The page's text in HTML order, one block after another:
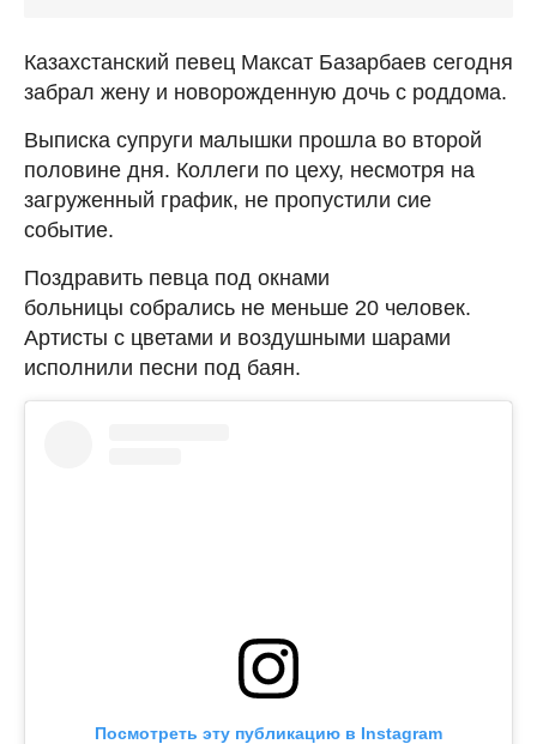
Казахстанский певец Максат Базарбаев сегодня
забрал жену и новорожденную дочь с роддома.
Выписка супруги малышки прошла во второй
половине дня. Коллеги по цеху, несмотря на
загруженный график, не пропустили сие
событие.
Поздравить певца под окнами
больницы собрались не меньше 20 человек.
Артисты с цветами и воздушными шарами
исполнили песни под баян.
Посмотреть эту публикацию в Instagram